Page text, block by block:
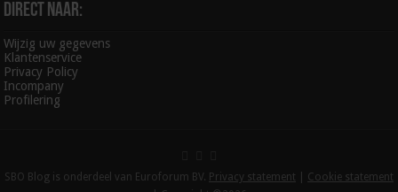
Direct naar:
Wijzig uw gegevens
Klantenservice
Privacy Policy
Incompany
Profilering
SBO Blog is onderdeel van Euroforum BV. Privacy statement
Cookie statement